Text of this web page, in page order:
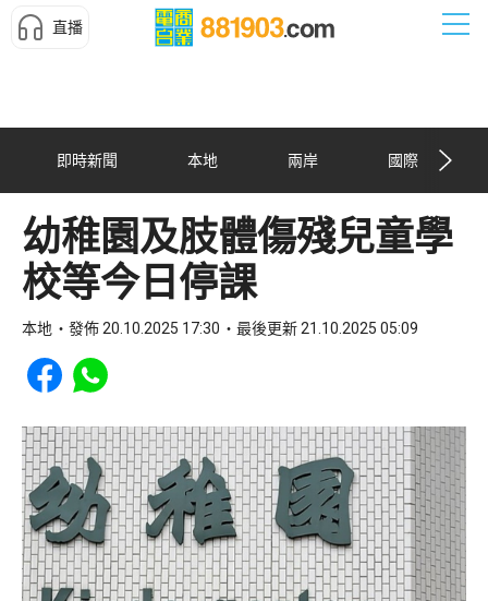
直播
即時新聞 本地 兩岸 國際
幼稚園及肢體傷殘兒童學
校等今日停課
本地 發佈 20.10.2025 17:30 最後更新 21.10.2025 05:09
Share to Facebook
Share to WhatsApp